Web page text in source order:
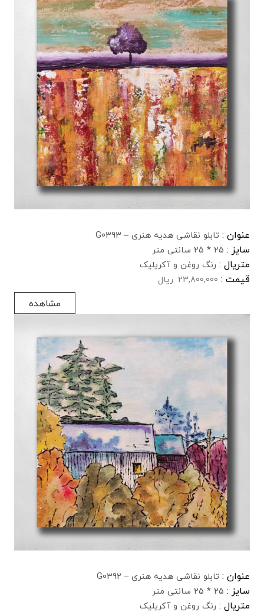
عنوان : تابلو نقاشی هدیه هنری – G0393
سایز : 25 * 25 سانتی متر
متریال : رنگ روغن و آکریلیک
قیمت : 23,800,000 ریال
مشاهده
عنوان : تابلو نقاشی هدیه هنری – G0392
سایز : 25 * 25 سانتی متر
متریال : رنگ روغن و آکریلیک